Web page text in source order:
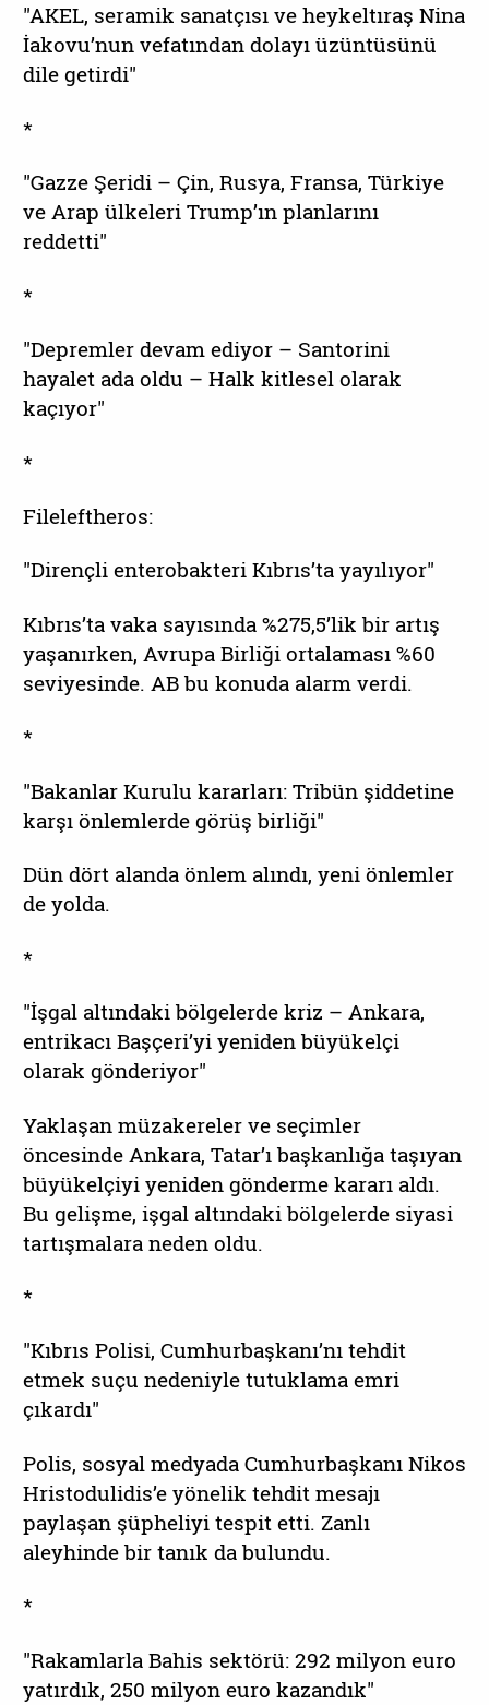
"AKEL, seramik sanatçısı ve heykeltıraş Nina
İakovu’nun vefatından dolayı üzüntüsünü
dile getirdi"
*
"Gazze Şeridi – Çin, Rusya, Fransa, Türkiye
ve Arap ülkeleri Trump’ın planlarını
reddetti"
*
"Depremler devam ediyor – Santorini
hayalet ada oldu – Halk kitlesel olarak
kaçıyor"
*
Fileleftheros:
"Dirençli enterobakteri Kıbrıs’ta yayılıyor"
Kıbrıs’ta vaka sayısında %275,5’lik bir artış
yaşanırken, Avrupa Birliği ortalaması %60
seviyesinde. AB bu konuda alarm verdi.
*
"Bakanlar Kurulu kararları: Tribün şiddetine
karşı önlemlerde görüş birliği"
Dün dört alanda önlem alındı, yeni önlemler
de yolda.
*
"İşgal altındaki bölgelerde kriz – Ankara,
entrikacı Başçeri’yi yeniden büyükelçi
olarak gönderiyor"
Yaklaşan müzakereler ve seçimler
öncesinde Ankara, Tatar’ı başkanlığa taşıyan
büyükelçiyi yeniden gönderme kararı aldı.
Bu gelişme, işgal altındaki bölgelerde siyasi
tartışmalara neden oldu.
*
"Kıbrıs Polisi, Cumhurbaşkanı’nı tehdit
etmek suçu nedeniyle tutuklama emri
çıkardı"
Polis, sosyal medyada Cumhurbaşkanı Nikos
Hristodulidis’e yönelik tehdit mesajı
paylaşan şüpheliyi tespit etti. Zanlı
aleyhinde bir tanık da bulundu.
*
"Rakamlarla Bahis sektörü: 292 milyon euro
yatırdık, 250 milyon euro kazandık"